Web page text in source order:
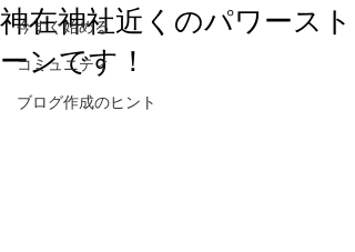
今すぐ始める
コミュニティ
ブログ作成のヒント
神在神社近くのパワースト
ーンです！